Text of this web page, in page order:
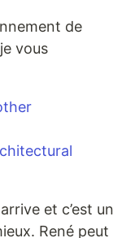
de
vous
et c’est un
René peut